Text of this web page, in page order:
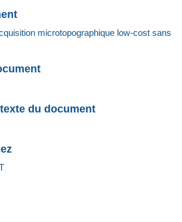
microtopographique low-cost sans
du document